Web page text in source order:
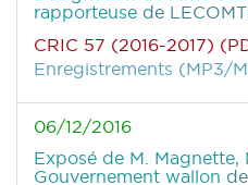
rapporteuse de
CRIC 57 (2016-2017)
Enregistrements (MP3/
06/12/2016
Exposé de M.
Gouvernement wallon